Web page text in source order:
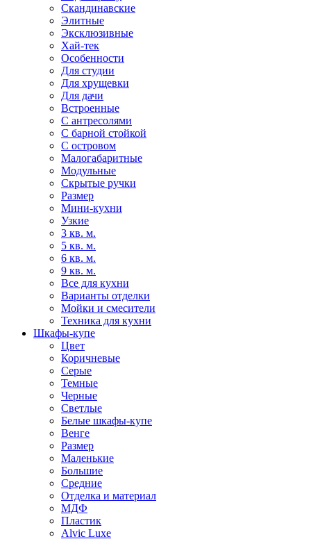
Скандинавские
Элитные
Эксклюзивные
Хай-тек
Особенности
Для студии
Для хрущевки
Для дачи
Встроенные
С антресолями
С барной стойкой
С островом
Малогабаритные
Модульные
Скрытые ручки
Размер
Мини-кухни
Узкие
3 кв. м.
5 кв. м.
6 кв. м.
9 кв. м.
Все для кухни
Варианты отделки
Мойки и смесители
Техника для кухни
Шкафы-купе
Цвет
Коричневые
Серые
Темные
Черные
Светлые
Белые шкафы-купе
Венге
Размер
Маленькие
Большие
Средние
Отделка и материал
МДФ
Пластик
Alvic Luxe